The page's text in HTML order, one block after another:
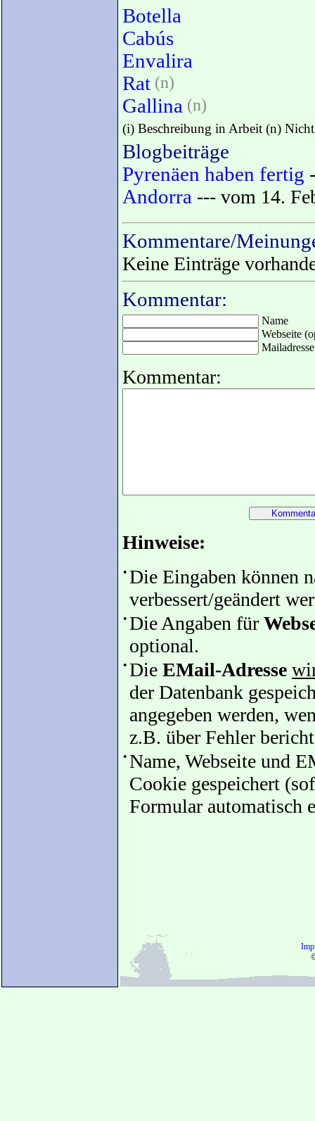
Botella
Cabús
Envalira
Rat (n)
Gallina (n)
(i) Beschreibung in Arbeit (n)
Blogbeiträge
Pyrenäen haben fertig
Andorra --- vom 14.
Kommentare/
Keine Einträge
Kommentar:
Name
Webseite
Kommentar:
Hinweise:
• Die Eingaben können
verbessert/geändert
• Die Angaben für
optional.
• Die EMail-Adresse
der Datenbank
angegeben werden,
z.B. über Fehler
• Name, Webseite und
Cookie gespeichert
Formular automatisch